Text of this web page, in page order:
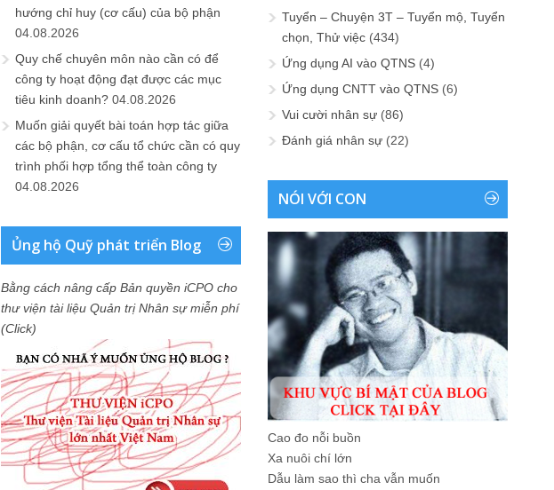
hướng chỉ huy (cơ cấu) của bộ phận
04.08.2026
Quy chế chuyên môn nào cần có để
công ty hoạt động đạt được các mục
tiêu kinh doanh? 04.08.2026
Muốn giải quyết bài toán hợp tác giữa
các bộ phận, cơ cấu tổ chức cần có quy
trình phối hợp tổng thể toàn công ty
04.08.2026
Ủng hộ Quỹ phát triển Blog
Bằng cách nâng cấp Bản quyền iCPO cho
thư viện tài liệu Quản trị Nhân sự miễn phí
(Click)
Tuyển – Chuyện 3T – Tuyển mộ, Tuyển
chọn, Thử việc (434)
Ứng dụng AI vào QTNS (4)
Ứng dụng CNTT vào QTNS (6)
Vui cười nhân sự (86)
Đánh giá nhân sự (22)
NÓI VỚI CON
Cao đo nỗi buồn
Xa nuôi chí lớn
Dẫu làm sao thì cha vẫn muốn